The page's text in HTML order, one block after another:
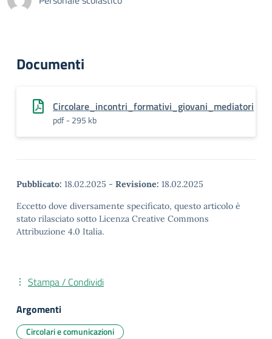
Documenti
Circolare_incontri_formativi_giovani_mediatori
pdf - 295 kb
Pubblicato: 18.02.2025 - Revisione: 18.02.2025
Eccetto dove diversamente specificato, questo articolo è
stato rilasciato sotto Licenza Creative Commons
Attribuzione 4.0 Italia.
Stampa / Condividi
Argomenti
Circolari e comunicazioni